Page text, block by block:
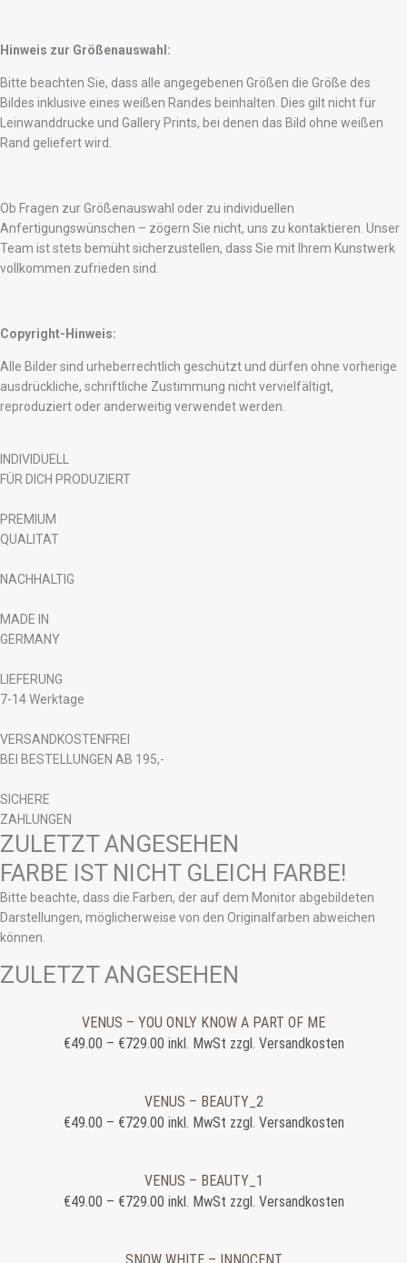
Hinweis zur Größenauswahl:
Bitte beachten Sie, dass alle angegebenen Größen die Größe des
Bildes inklusive eines weißen Randes beinhalten. Dies gilt nicht für
Leinwanddrucke und Gallery Prints, bei denen das Bild ohne weißen
Rand geliefert wird.
Ob Fragen zur Größenauswahl oder zu individuellen
Anfertigungswünschen – zögern Sie nicht, uns zu kontaktieren. Unser
Team ist stets bemüht sicherzustellen, dass Sie mit Ihrem Kunstwerk
vollkommen zufrieden sind.
Copyright-Hinweis:
Alle Bilder sind urheberrechtlich geschützt und dürfen ohne vorherige
ausdrückliche, schriftliche Zustimmung nicht vervielfältigt,
reproduziert oder anderweitig verwendet werden.
INDIVIDUELL
FÜR DICH PRODUZIERT
PREMIUM
QUALITAT
NACHHALTIG
MADE IN
GERMANY
LIEFERUNG
7-14 Werktage
VERSANDKOSTENFREI
BEI BESTELLUNGEN AB 195,-
SICHERE
ZAHLUNGEN
ZULETZT ANGESEHEN
FARBE IST NICHT GLEICH FARBE!
Bitte beachte, dass die Farben, der auf dem Monitor abgebildeten
Darstellungen, möglicherweise von den Originalfarben abweichen
können.
ZULETZT ANGESEHEN
VENUS – YOU ONLY KNOW A PART OF ME
€49.00 – €729.00 inkl. MwSt zzgl. Versandkosten
VENUS – BEAUTY_2
€49.00 – €729.00 inkl. MwSt zzgl. Versandkosten
VENUS – BEAUTY_1
€49.00 – €729.00 inkl. MwSt zzgl. Versandkosten